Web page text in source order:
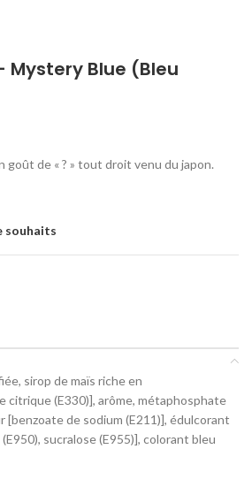
Mystery Blue (Bleu
goût de « ? » tout droit venu du japon.
souhaits
sirop de maïs riche en
citrique (E330)], arôme, métaphosphate
[benzoate de sodium (E211)], édulcorant
sucralose (E955)], colorant bleu